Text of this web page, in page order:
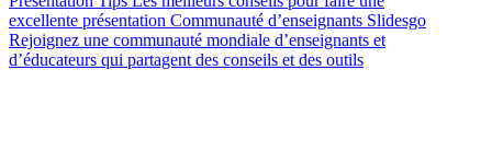
excellente présentation Communauté d’enseignants Slidesgo
Rejoignez une communauté mondiale d’enseignants et
d’éducateurs qui partagent des conseils et des outils